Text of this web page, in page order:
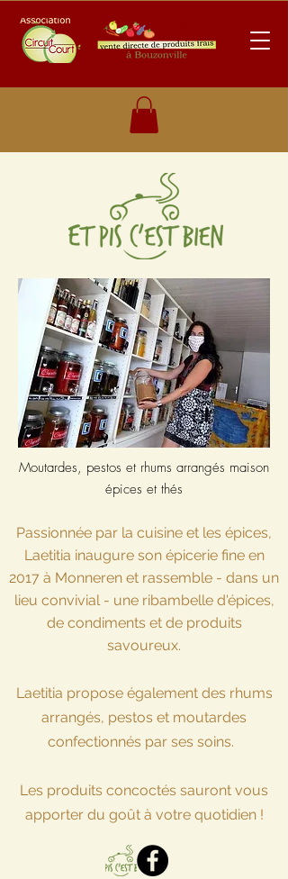
Moutardes, pestos et rhums arrangés maison
épices et thés
Passionnée par la cuisine et les épices,
Laetitia inaugure son épicerie fine en
2017 à Monneren et rassemble - dans un
lieu convivial - une ribambelle d'épices,
de condiments et de produits
savoureux.
Laetitia propose également des rhums
arrangés, pestos et moutardes
confectionnés par ses soins.
Les produits concoctés sauront vous
apporter du goût à votre quotidien !